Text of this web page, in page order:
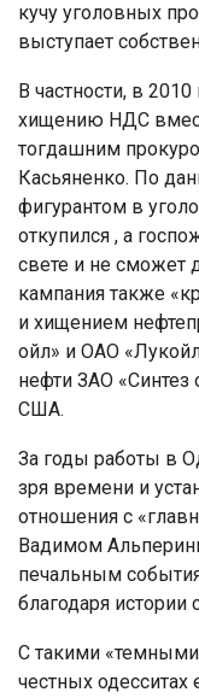
кучу уголовных
выступает
В частности, в
хищению НДС
тогдашним
Касьяненко. По
фигурантом в
откупился , а
свете и не сможет
кампания также
и хищением
ойл» и ОАО
нефти ЗАО
США.
За годы работы в
зря времени и
отношения с
Вадимом
печальным
благодаря истории
С такими
честных